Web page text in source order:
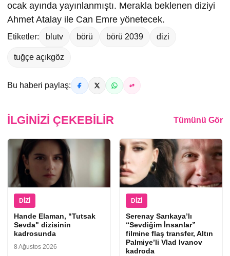
ocak ayında yayınlanmıştı. Merakla beklenen diziyi
Ahmet Atalay ile Can Emre yönetecek.
Etiketler: blutv börü börü 2039 dizi
tuğçe açıkgöz
Bu haberi paylaş:
İLGINIZI ÇEKEBILIR Tümünü Gör
DIZI
Hande Elaman, "Tutsak
Sevda" dizisinin
kadrosunda
8 Ağustos 2026
DIZI
Serenay Sarıkaya’lı
“Sevdiğim İnsanlar”
filmine flaş transfer, Altın
Palmiye’li Vlad Ivanov
kadroda